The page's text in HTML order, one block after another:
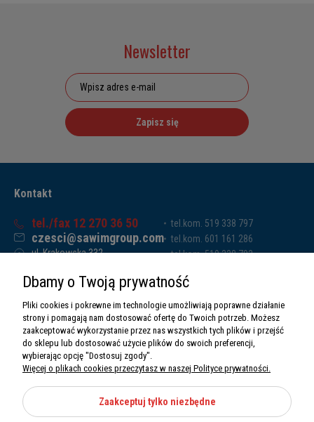
Newsletter
Zapisz się
Kontakt
tel./fax 12 270 36 50
czesci@sawimgroup.com
ul. Krakowska 332,
Sawim Group Mariusz Zdyb sp. k.
NIP: 5130284470
REGON: 5246591010
tel.kom. 519 338 797
tel.kom. 601 161 286
tel.kom. 519 338 793
O nas
Informacje
Dbamy o Twoją prywatność
Pliki cookies i pokrewne im technologie umożliwiają poprawne działanie
strony i pomagają nam dostosować ofertę do Twoich potrzeb. Możesz
zaakceptować wykorzystanie przez nas wszystkich tych plików i przejść
do sklepu lub dostosować użycie plików do swoich preferencji,
wybierając opcję "Dostosuj zgody".
Więcej o plikach cookies przeczytasz w naszej Polityce prywatności.
Zaakceptuj tylko niezbędne